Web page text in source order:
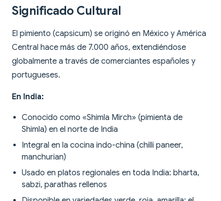
Significado Cultural
El pimiento (capsicum) se originó en México y América
Central hace más de 7.000 años, extendiéndose
globalmente a través de comerciantes españoles y
portugueses.
En India:
Conocido como «Shimla Mirch» (pimienta de
Shimla) en el norte de India
Integral en la cocina indo-china (chilli paneer,
manchurian)
Usado en platos regionales en toda India: bharta,
sabzi, parathas rellenos